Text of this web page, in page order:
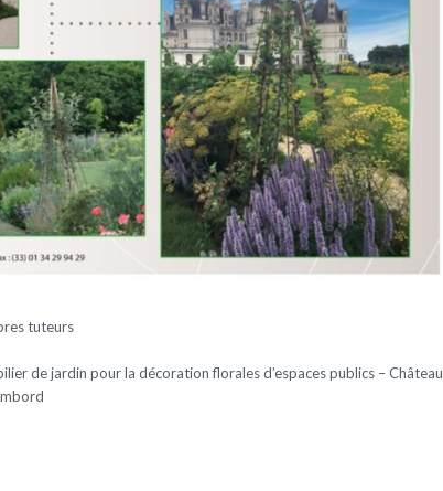
tuteurs
de jardin pour la décoration florales d’espaces publics – Château